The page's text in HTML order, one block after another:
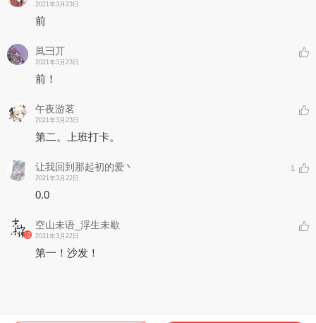
2021年3月23日
前
凨彐丌
2021年3月23日
前！
午夜游茗
2021年3月23日
第二。上班打卡。
让我回到那起初的爱丶
2021年3月22日
1
0.0
空山未语_浮生未歇
2021年3月22日
第一！沙发！